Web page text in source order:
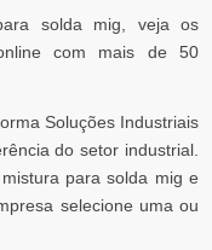
solda mig, veja os
com mais de 50
Soluções Industriais
do setor industrial.
para solda mig e
selecione uma ou